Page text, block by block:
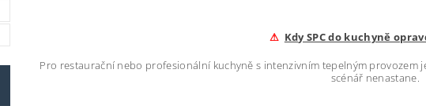
⚠ Kdy SPC do kuchyně
Pro restaurační nebo profesionální kuchyně s intenzivním tepelným provozem
scénář nenastane.